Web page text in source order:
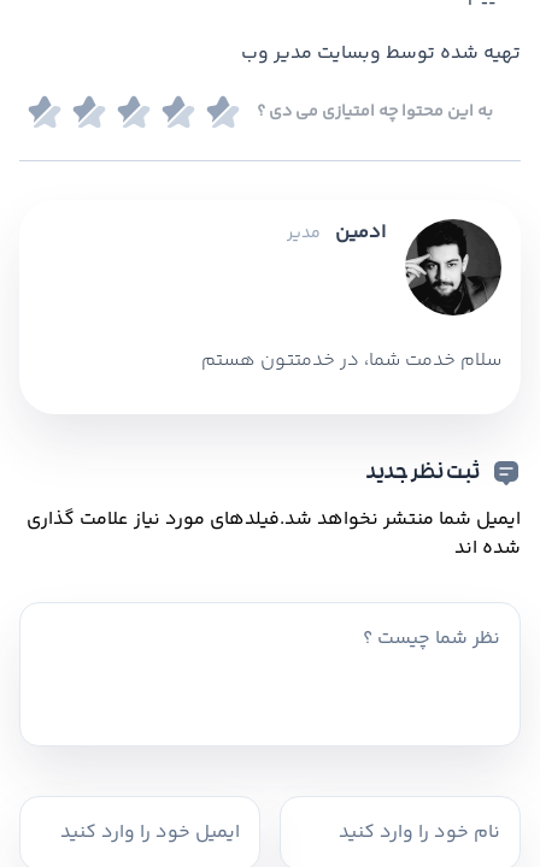
تهیه شده توسط وبسایت مدیر وب
به این محتوا چه امتیازی می دی ؟
ادمین مدیر
سلام خدمت شما، در خدمتتون هستم
ثبت نظر جدید
ایمیل شما منتشر نخواهد شد.فیلدهای مورد نیاز علامت گذاری
شده اند